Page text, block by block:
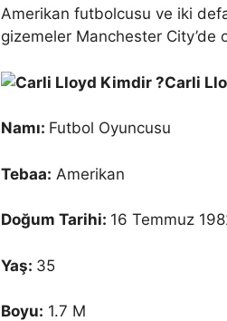
Amerikan futbolcusu ve iki
gizemeler Manchester City’de
Carli
Namı: Futbol Oyuncusu
Tebaa: Amerikan
Doğum Tarihi: 16 Temmuz
Yaş: 35
Boyu: 1.7 M